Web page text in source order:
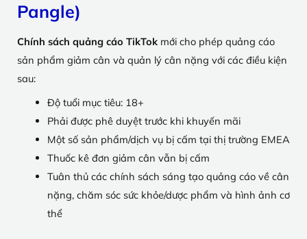
Pangle)
Chính sách quảng cáo TikTok mới cho phép quảng cáo
sản phẩm giảm cân và quản lý cân nặng với các điều kiện
sau:
Độ tuổi mục tiêu: 18+
Phải được phê duyệt trước khi khuyến mãi
Một số sản phẩm/dịch vụ bị cấm tại thị trường EMEA
Thuốc kê đơn giảm cân vẫn bị cấm
Tuân thủ các chính sách sáng tạo quảng cáo về cân
nặng, chăm sóc sức khỏe/dược phẩm và hình ảnh cơ
thể